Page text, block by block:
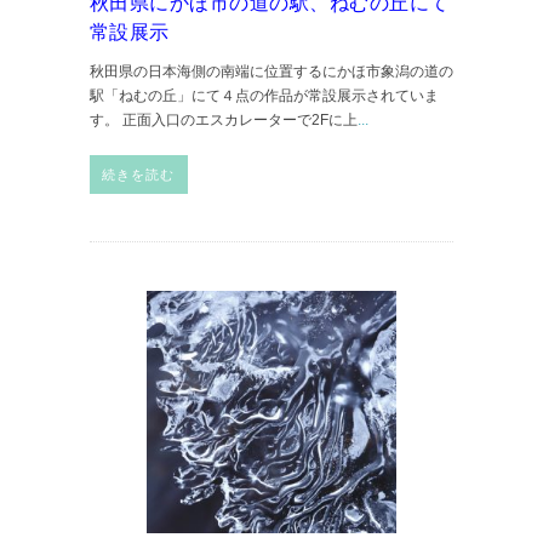
常設展示
秋田県の日本海側の南端に位置するにかほ市象潟の道の
駅「ねむの丘」にて４点の作品が常設展示されていま
す。 正面入口のエスカレーターで2Fに上...
続きを読む